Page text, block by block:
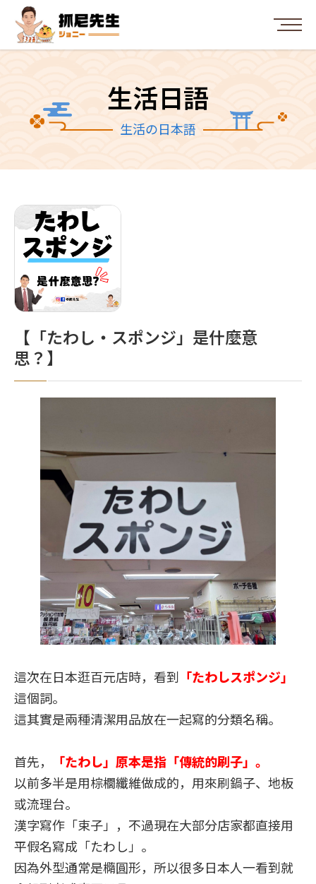
生活日語
生活の日本語
【「たわし・スポンジ」是什麼意
思？】
這次在日本逛百元店時，看到 「たわしスポンジ」
這個詞。
這其實是兩種清潔用品放在一起寫的分類名稱。
首先，
「たわし」原本是指「傳統的刷子」。
以前多半是用棕櫚纖維做成的，用來刷鍋子、地板
或流理台。
漢字寫作「束子」，不過現在大部分店家都直接用
平假名寫成「たわし」。
因為外型通常是橢圓形，所以很多日本人一看到就